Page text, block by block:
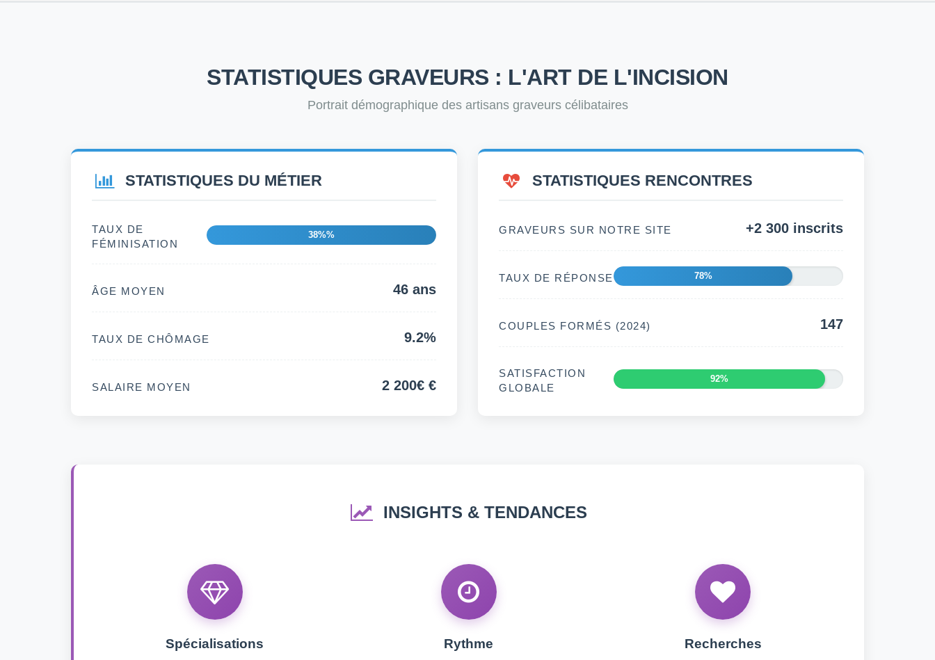
STATISTIQUES GRAVEURS : L'ART DE L'INCISION
Portrait démographique des artisans graveurs célibataires
STATISTIQUES DU MÉTIER
TAUX DE
FÉMINISATION
38%%
ÂGE MOYEN 46 ans
TAUX DE CHÔMAGE 9.2%
SALAIRE MOYEN 2 200€ €
STATISTIQUES RENCONTRES
GRAVEURS SUR NOTRE SITE +2 300 inscrits
TAUX DE RÉPONSE 78%
COUPLES FORMÉS (2024) 147
SATISFACTION
GLOBALE
92%
INSIGHTS & TENDANCES
Spécialisations Rythme Recherches